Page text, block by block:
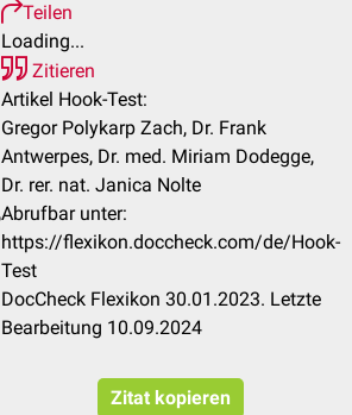
Teilen
Loading...
Zitieren
Artikel Hook-Test:
Gregor Polykarp Zach, Dr. Frank
Antwerpes, Dr. med. Miriam Dodegge,
Dr. rer. nat. Janica Nolte
Abrufbar unter:
https://flexikon.doccheck.com/de/Hook-
Test
DocCheck Flexikon 30.01.2023. Letzte
Bearbeitung 10.09.2024
Zitat kopieren